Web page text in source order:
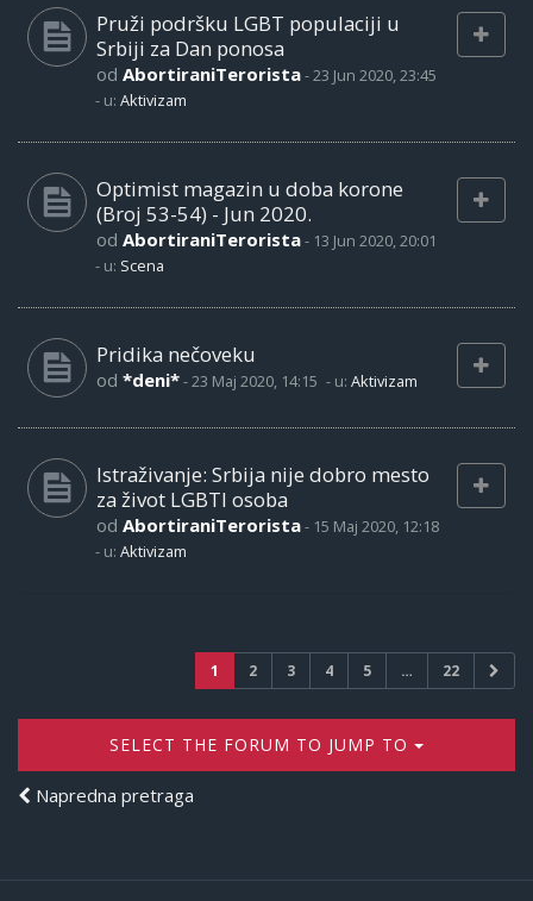
Pruži podršku LGBT populaciji u
Srbiji za Dan ponosa
od AbortiraniTerorista-23 Jun 2020, 23:45
- u: Aktivizam
Optimist magazin u doba korone
(Broj 53-54) - Jun 2020.
od AbortiraniTerorista- 13 Jun 2020, 20:01
- u: Scena
Pridika nečoveku
od *deni*-23 Maj 2020, 14:15 - u: Aktivizam
Istraživanje: Srbija nije dobro mesto
za život LGBTI osoba
od AbortiraniTerorista- 15 Maj 2020, 12:18
- u: Aktivizam
1 2 3 4 5 … 22
SELECT THE FORUM TO JUMP TO
Napredna pretraga